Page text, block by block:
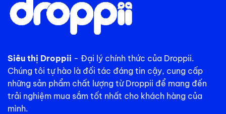
Siêu thị Droppii - Đại lý chính thức của Droppii.
Chúng tôi tự hào là đối tác đáng tin cậy, cung cấp
những sản phẩm chất lượng từ Droppii để mang đến
trải nghiệm mua sắm tốt nhất cho khách hàng của
mình.